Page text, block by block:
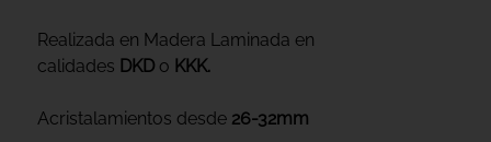
Realizada en Madera Laminada en
calidades DKDo KKK.
Acristalamientos desde 26-32mm